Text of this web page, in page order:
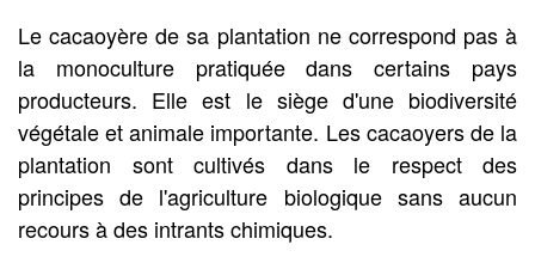
Le cacaoyère de sa plantation ne correspond pas à
la monoculture pratiquée dans certains pays
producteurs. Elle est le siège d'une biodiversité
végétale et animale importante. Les cacaoyers de la
plantation sont cultivés dans le respect des
principes de l'agriculture biologique sans aucun
recours à des intrants chimiques.